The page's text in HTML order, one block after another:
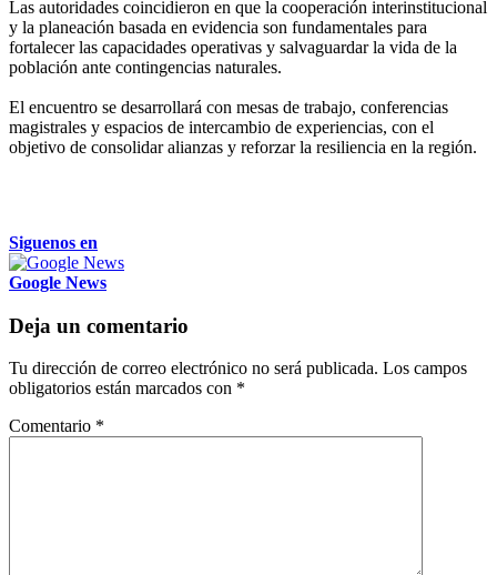
Las autoridades coincidieron en que la cooperación interinstitucional
y la planeación basada en evidencia son fundamentales para
fortalecer las capacidades operativas y salvaguardar la vida de la
población ante contingencias naturales.
El encuentro se desarrollará con mesas de trabajo, conferencias
magistrales y espacios de intercambio de experiencias, con el
objetivo de consolidar alianzas y reforzar la resiliencia en la región.
Siguenos en
Google News
Deja un comentario
Tu dirección de correo electrónico no será publicada. Los campos
obligatorios están marcados con *
Comentario *